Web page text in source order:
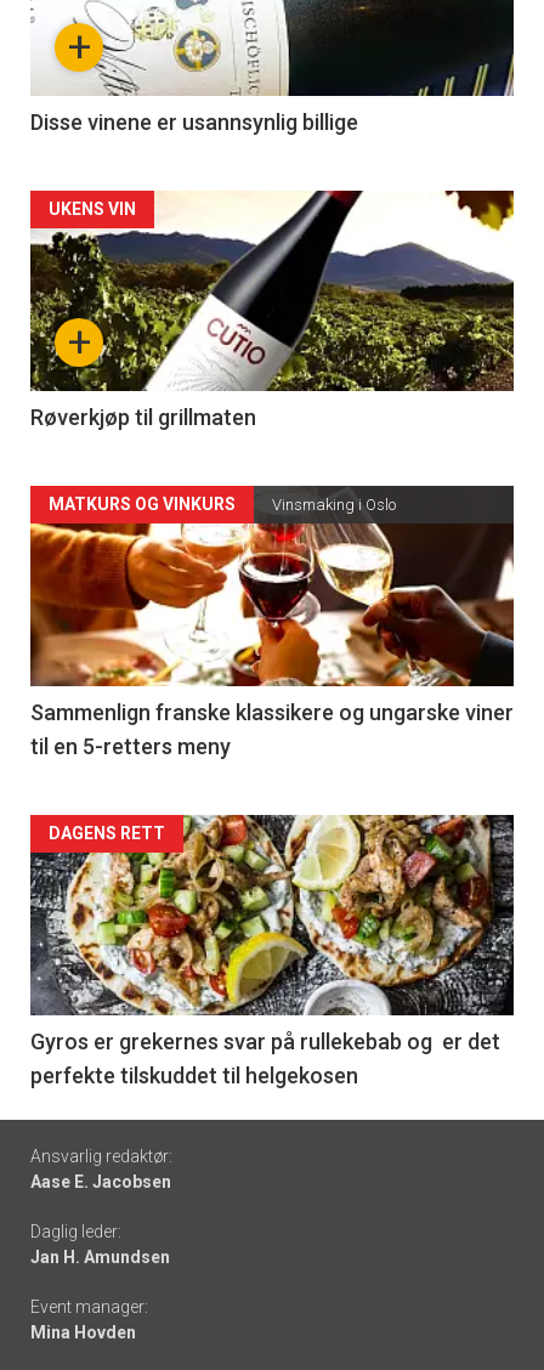
nå
3
+
Disse vinene er usannsynlig billige
Forsiden
akkurat
nå
-
4
+
UKENS VIN
Røverkjøp til grillmaten
Forsiden
akkurat
nå
-
5
MATKURS OG VINKURS Vinsmaking i Oslo
Sammenlign franske klassikere og ungarske viner
til en 5-retters meny
Forsiden
akkurat
nå
-
6
DAGENS RETT
Gyros er grekernes svar på rullekebab og er det
perfekte tilskuddet til helgekosen
Footer
-
links
Ansvarlig redaktør:
Aase E. Jacobsen
Daglig leder:
Jan H. Amundsen
Event manager:
Mina Hovden